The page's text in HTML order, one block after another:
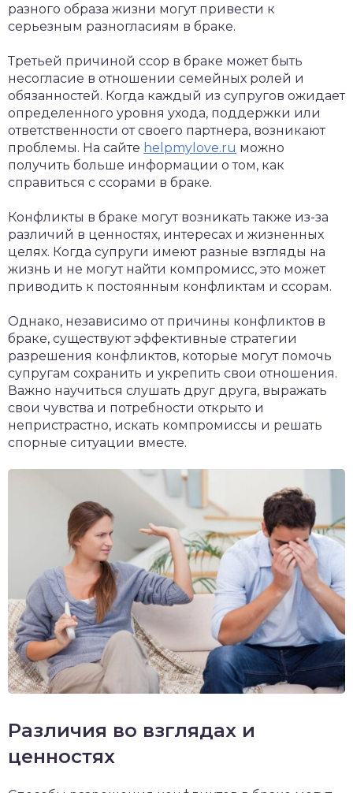
разного образа жизни могут привести к
серьезным разногласиям в браке.
Третьей причиной ссор в браке может быть
несогласие в отношении семейных ролей и
обязанностей. Когда каждый из супругов ожидает
определенного уровня ухода, поддержки или
ответственности от своего партнера, возникают
проблемы. На сайте helpmylove.ru можно
получить больше информации о том, как
справиться с ссорами в браке.
Конфликты в браке могут возникать также из-за
различий в ценностях, интересах и жизненных
целях. Когда супруги имеют разные взгляды на
жизнь и не могут найти компромисс, это может
приводить к постоянным конфликтам и ссорам.
Однако, независимо от причины конфликтов в
браке, существуют эффективные стратегии
разрешения конфликтов, которые могут помочь
супругам сохранить и укрепить свои отношения.
Важно научиться слушать друг друга, выражать
свои чувства и потребности открыто и
непристрастно, искать компромиссы и решать
спорные ситуации вместе.
Различия во взглядах и
ценностях